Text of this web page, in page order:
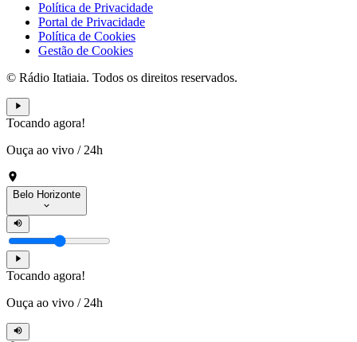
Política de Privacidade
Portal de Privacidade
Política de Cookies
Gestão de Cookies
© Rádio Itatiaia. Todos os direitos reservados.
Tocando agora!
Ouça ao vivo / 24h
Belo Horizonte
Tocando agora!
Ouça ao vivo / 24h